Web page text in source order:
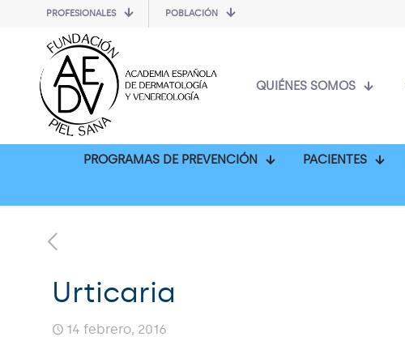
PROFESIONALES POBLACIÓN
QUIÉNES SOMOS
PROGRAMAS DE PREVENCIÓN PACIENTES
Urticaria
14 febrero, 2016